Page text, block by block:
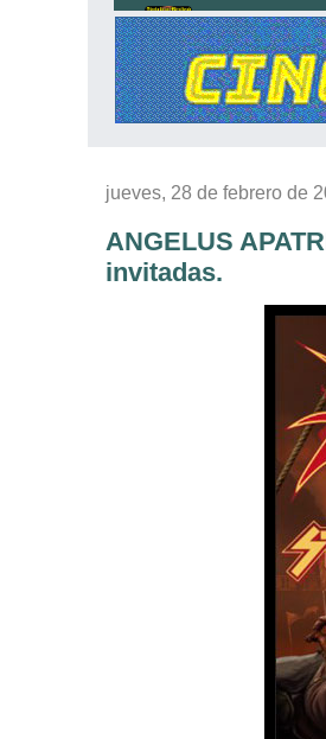
jueves, 28 de febrero de
ANGELUS
invitadas.